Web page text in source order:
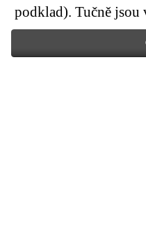
podklad). Tučně jsou